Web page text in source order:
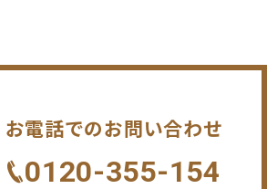
お電話でのお問い合わせ
0120-355-154